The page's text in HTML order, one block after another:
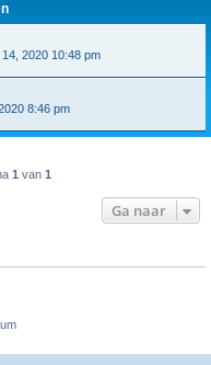
2020 10:48 pm
8:46 pm
1 van 1
Ga naar